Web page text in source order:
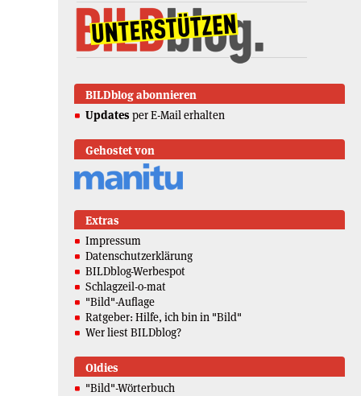
BILDblog abonnieren
Updates per E-Mail erhalten
Gehostet von
Extras
Impressum
Datenschutzerklärung
BILDblog-Werbespot
Schlagzeil-o-mat
"Bild"-Auflage
Ratgeber: Hilfe, ich bin in "Bild"
Wer liest BILDblog?
Oldies
"Bild"-Wörterbuch